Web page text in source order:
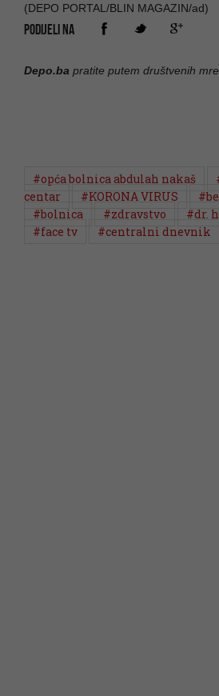
(DEPO PORTAL/BLIN MAGAZIN/ad)
PODIJELI NA
Depo.ba pratite putem društvenih
#opća bolnica abdulah nakaš
centar
#KORONA VIRUS
#bolnica
#zdravstvo
#dr.
#face tv
#centralni dnevnik